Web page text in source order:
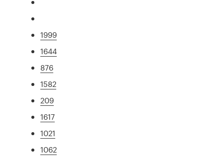
1999
1644
876
1582
209
1617
1021
1062